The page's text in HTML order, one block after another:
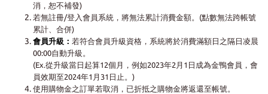
消，恕不補發)
若無註冊/登入會員系統，將無法累計消費金額。(點數無法跨帳號
累計、合併)
會員升級： 若符合會員升級資格，系統將於消費滿額日之隔日凌晨
00:00自動升級。
(Ex.從升級當日起算12個月，例如2023年2月1日成為金鴨會員，會
員效期至2024年1月31日止。)
使用購物金之訂單若取消，已折抵之購物金將返還至帳號。